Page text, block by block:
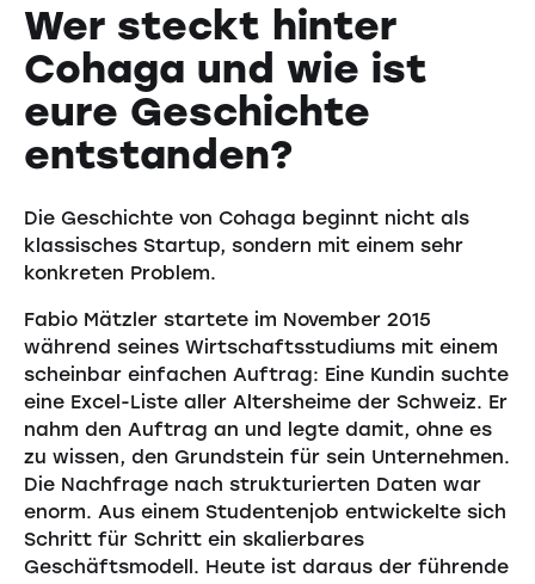
Wer steckt hinter
Cohaga und wie ist
eure Geschichte
entstanden?
Die Geschichte von Cohaga beginnt nicht als
klassisches Startup, sondern mit einem sehr
konkreten Problem.
Fabio Mätzler startete im November 2015
während seines Wirtschaftsstudiums mit einem
scheinbar einfachen Auftrag: Eine Kundin suchte
eine Excel-Liste aller Altersheime der Schweiz. Er
nahm den Auftrag an und legte damit, ohne es
zu wissen, den Grundstein für sein Unternehmen.
Die Nachfrage nach strukturierten Daten war
enorm. Aus einem Studentenjob entwickelte sich
Schritt für Schritt ein skalierbares
Geschäftsmodell. Heute ist daraus der führende